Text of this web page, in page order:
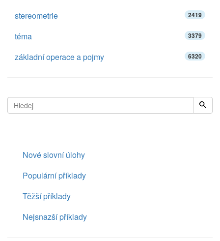
stereometrie 2419
téma 3379
základní operace a pojmy 6320
Nové slovní úlohy
Populární příklady
Těžší příklady
Nejsnazší příklady